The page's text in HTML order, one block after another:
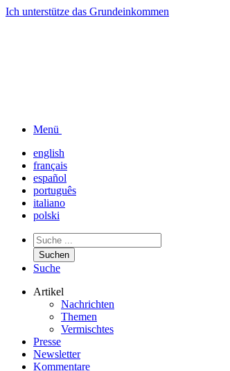
Ich unterstütze das Grundeinkommen
Menü
english
français
español
português
italiano
polski
Suchen
Suche
Artikel
Nachrichten
Themen
Vermischtes
Presse
Newsletter
Kommentare